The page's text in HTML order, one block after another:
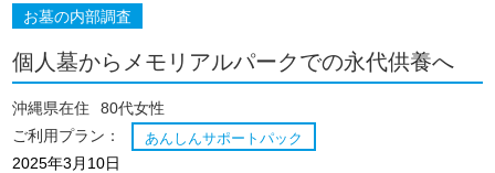
お墓の内部調査
個人墓からメモリアルパークでの永代供養へ
沖縄県在住
80代女性
ご利用プラン：
あんしんサポートパック
2025年3月10日